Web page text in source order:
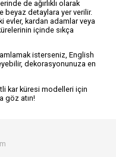
de ağırlıklı olarak
beyaz detaylara yer verilir.
evler, kardan adamlar veya
içinde sıkça
isterseniz, English
dekorasyonunuza en
kar küresi modelleri için
göz atın!